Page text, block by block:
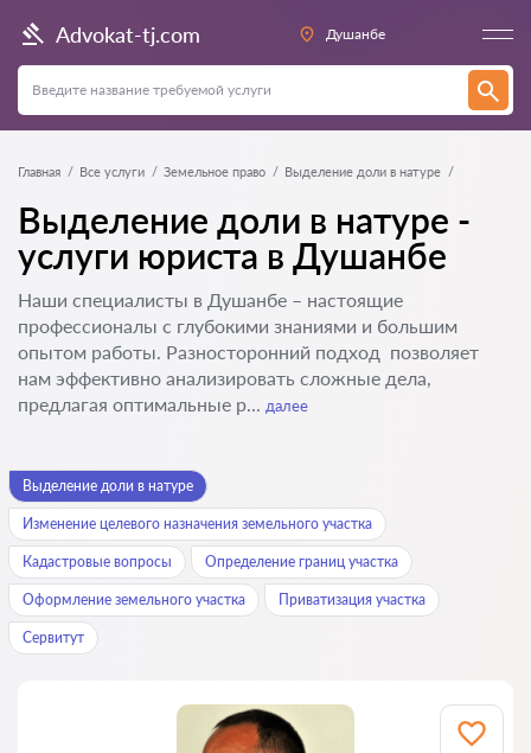
Advokat-tj.com Душанбе
Главная Все услуги Земельное право Выделение доли в натуре
Выделение доли в натуре -
услуги юриста в Душанбе
Наши специалисты в Душанбе – настоящие
профессионалы с глубокими знаниями и большим
опытом работы. Разносторонний подход позволяет
нам эффективно анализировать сложные дела,
предлагая оптимальные р... далее
Выделение доли в натуре
Изменение целевого назначения земельного участка
Кадастровые вопросы Определение границ участка
Оформление земельного участка Приватизация участка
Сервитут